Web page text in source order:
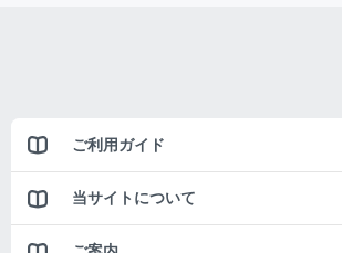
ご利用ガイド
当サイトについて